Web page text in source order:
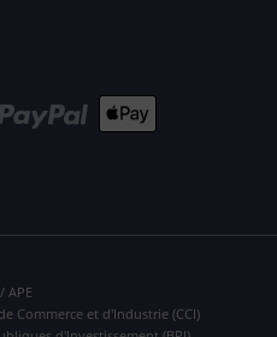
APE
Commerce et d'Industrie (CCI)